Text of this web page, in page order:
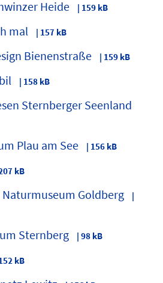
Heide
| 159 kB
mal | 157 kB
Bienenstraße | 159 kB
| 158 kB
Sternberger Seenland
Plau am See | 156 kB
kB
Goldberg
|
Sternberg | 98 kB
kB